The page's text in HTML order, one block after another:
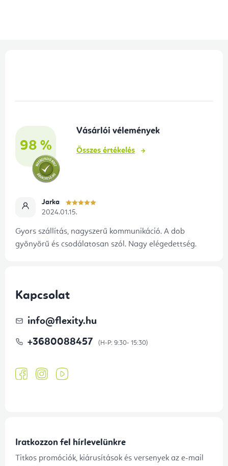
98 %
Vásárlói vélemények
Összes értékelés
Jarka
2024.01.15.
Gyors szállítás, nagyszerű kommunikáció. A dob
gyönyörű és csodálatosan szól. Nagy elégedettség.
Kapcsolat
info@flexity.hu
+3680088457
Iratkozzon fel hírlevelünkre
Titkos promóciók, kiárusítások és versenyek az e-mail